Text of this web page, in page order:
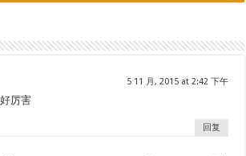
5 11 月, 2015 at 2:42 下午
厉害
回复